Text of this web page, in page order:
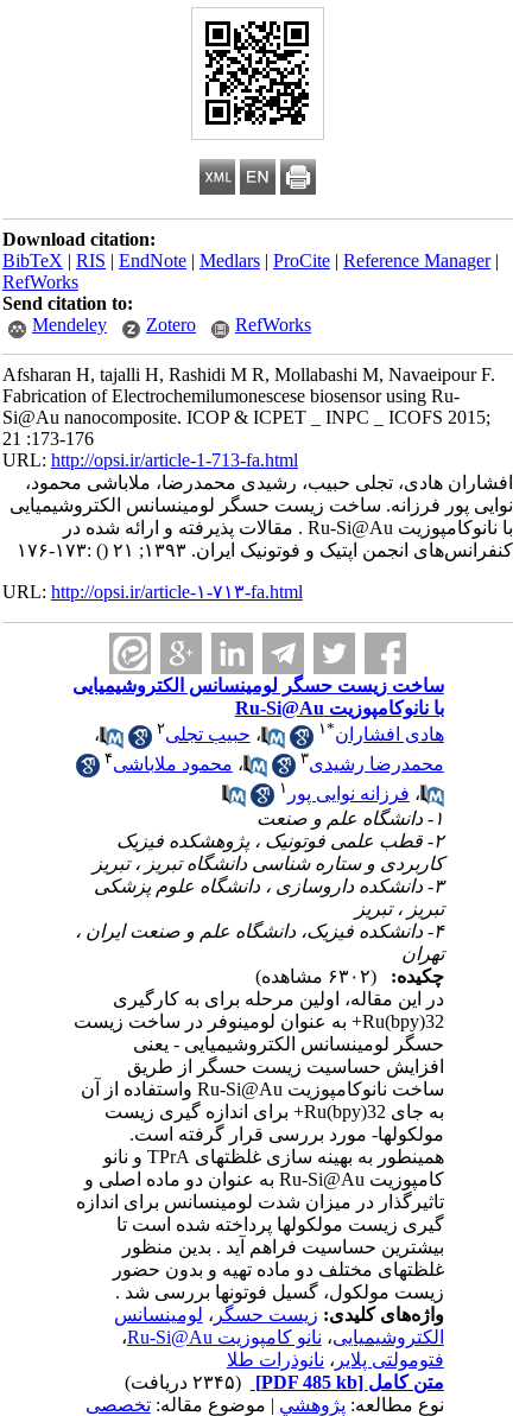
Download citation:
BibTeX|RIS|EndNote|Medlars|ProCite|Reference Manager
RefWorks
Send citation to:
Mendeley
Zotero RefWorks
Afsharan H, tajalli H, Rashidi M R, Mollabashi M, Navaeipour F.
Fabrication of Electrochemilumonescese biosensor using Ru-
Si@Au nanocomposite. ICOP & ICPET _ INPC _ ICOFS 2015;
21 :173-176
URL:http://opsi.ir/article-1-713-fa.html
افشاران هادی، تجلی حبیب، رشیدی محمدرضا، ملاباشی محمود،
نوایی پور فرزانه. ساخت زیست حسگر لومینسانس الکتروشیمیایی
با نانوکامپوزیت Ru-Si@Au . مقالات پذیرفته و ارائه شده در
کنفرانس‌های انجمن اپتیک و فوتونیک ایران. ۱۳۹۳; ۲۱
() :۱۷۳-۱۷۶
URL:http://opsi.ir/article-۱-۷۱۳-fa.html
ساخت زیست حسگر لومینسانس الکتروشیمیایی
با نانوکامپوزیت Ru-Si@Au
هادی افشاران
*۱ ،حبیب تجلی
،
محمدرضا رشیدی
،محمود ملاباشی
،فرزانه نوایی پور
۲- قطب علمی فوتونیک ، پژوهشکده فیزیک
کاربردی و ستاره شناسی دانشگاه تبریز ، تبریز
۳- دانشکده داروسازی ، دانشگاه علوم پزشکی
تبریز ، تبریز
۴- دانشکده فیزیک، دانشگاه علم و صنعت ایران ،
تهران
چکیده:
در این مقاله، اولین مرحله برای به کارگیری
Ru(bpy)32+ به عنوان لومینوفر در ساخت زیست
حسگر لومینسانس الکتروشیمیایی - یعنی
افزایش حساسیت زیست حسگر از طریق
ساخت نانوکامپوزیت Ru-Si@Au واستفاده از آن
به جای Ru(bpy)32+ برای اندازه گیری زیست
مولکولها- مورد بررسی قرار گرفته است.
همینطور به بهینه سازی غلظتهای TPrA و نانو
کامپوزیت Ru-Si@Au به عنوان دو ماده اصلی و
تاثیرگذار در میزان شدت لومینسانس برای اندازه
گیری زیست مولکولها پرداخته شده است تا
بیشترین حساسیت فراهم آید . بدین منظور
غلظتهای مختلف دو ماده تهیه و بدون حضور
زیست مولکول، گسیل فوتونها بررسی شد .
واژه‌های کلیدی:زیست حسگر، لومینسانس
الکتروشیمیایی،نانو کامپوزیت Ru-Si@Au
،
فتومولتی پلایر، نانوذرات طلا
متن کامل[PDF 485 kb]
نوع مطالعه:پژوهشي| موضوع مقاله:تخصصی